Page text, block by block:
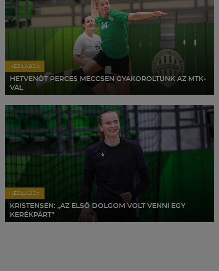
KÉZILABDA
HETVENÖT PERCES MECCSEN GYAKOROLTUNK AZ MTK-
VAL
KÉZILABDA
KRISTENSEN: „AZ ELSŐ DOLGOM VOLT VENNI EGY
KERÉKPÁRT”
Közösség
English